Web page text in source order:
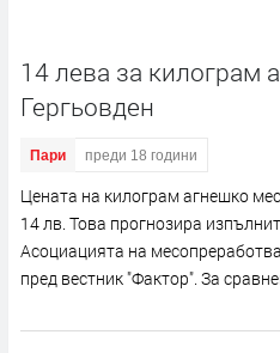
14 лева за килограм
Гергьовден
Пари преди 18 години
Цената на килограм агнешко
14 лв. Това прогнозира
Асоциацията на
пред вестник "Фактор". За